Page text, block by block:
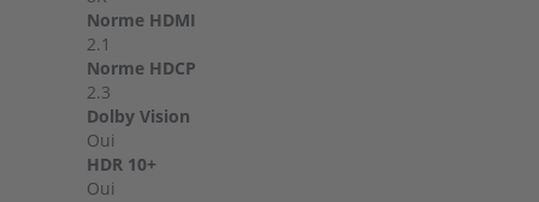
Norme HDMI
2.1
Norme HDCP
2.3
Dolby Vision
Oui
HDR 10+
Oui